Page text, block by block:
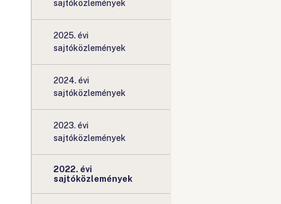
sajtóközlemények
2025. évi
sajtóközlemények
2024. évi
sajtóközlemények
2023. évi
sajtóközlemények
2022. évi
sajtóközlemények